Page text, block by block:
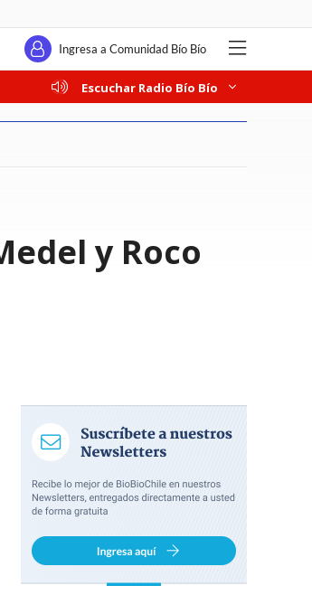
Ingresa a Comunidad Bío Bío
Escuchar Radio Bío Bío
y Roco